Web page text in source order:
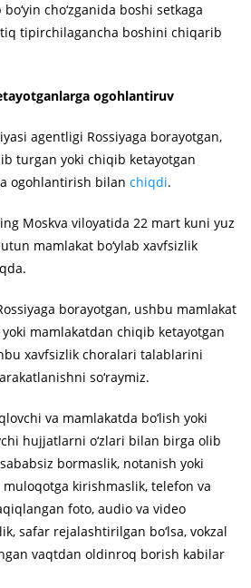
cho‘zganida boshi setkaga
tipirchilagancha boshini chiqarib
ogohlantiruv
agentligi Rossiyaga borayotgan,
turgan yoki chiqib ketayotgan
ogohlantirish bilan chiqdi.
Moskva viloyatida 22 mart kuni yuz
mamlakat bo‘ylab xavfsizlik
borayotgan, ushbu mamlakat
mamlakatdan chiqib ketayotgan
xavfsizlik choralari talablarini
so‘raymiz.
va mamlakatda bo‘lish yoki
hujjatlarni o‘zlari bilan birga olib
bormaslik, notanish yoki
kirishmaslik, telefon va
foto, audio va video
safar rejalashtirilgan bo‘lsa, vokzal
vaqtdan oldinroq borish kabilar